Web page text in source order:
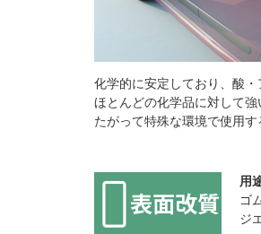
化学的に安定しており、酸
ほとんどの化学品に対して
たがって特殊な環境で使用
用
ゴ
ジ